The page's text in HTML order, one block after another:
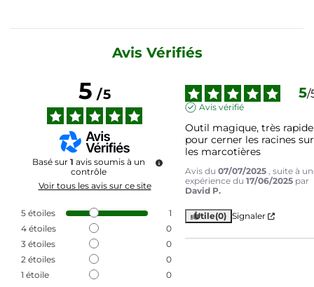
Avis Vérifiés
5/5
Basé sur 1 avis soumis à un
contrôle
Voir tous les avis sur ce site
5 étoiles
1
4 étoiles
0
3 étoiles
0
2 étoiles
0
1 étoile 0
5/
Avis vérifié
Outil magique, très rapide
pour cerner les racines sur
les marcotières
Avis du07/07/2025 , suite à
expérience du17/06/2025 par
David P.
Utile(0) Signaler